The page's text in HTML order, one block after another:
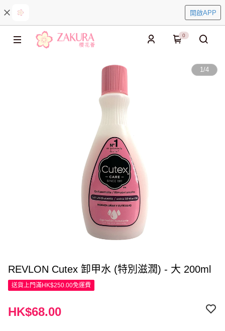
開啟APP
0
1/4
REVLON Cutex 卸甲水 (特別滋潤) - 大 200ml
送貨上門滿HK$250.00免運費
HK$68.00